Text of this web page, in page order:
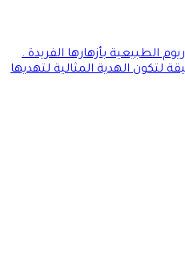
الطبيعية بأزهارها الفريدة .
لتكون الهدية المثالية لتهديها